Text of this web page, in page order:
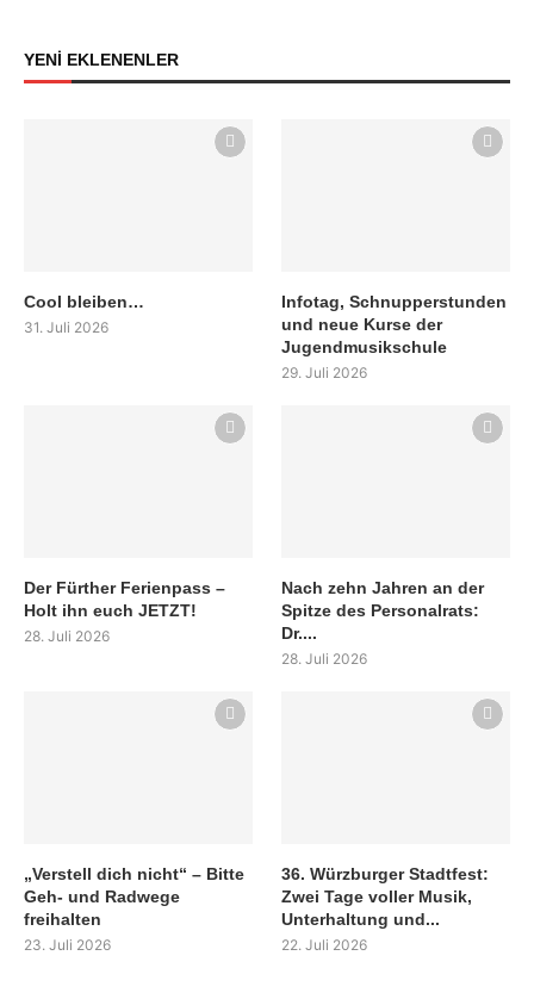
YENİ EKLENENLER
Cool bleiben…
31. Juli 2026
Infotag, Schnupperstunden
und neue Kurse der
Jugendmusikschule
29. Juli 2026
Der Fürther Ferienpass –
Holt ihn euch JETZT!
28. Juli 2026
Nach zehn Jahren an der
Spitze des Personalrats:
Dr....
28. Juli 2026
„Verstell dich nicht“ – Bitte
Geh- und Radwege
freihalten
23. Juli 2026
36. Würzburger Stadtfest:
Zwei Tage voller Musik,
Unterhaltung und...
22. Juli 2026